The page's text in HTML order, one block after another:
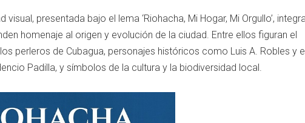
visual, presentada bajo el lema ‘Riohacha, Mi Hogar, Mi Orgullo’,
homenaje al origen y evolución de la ciudad. Entre ellos figuran el
perleros de Cubagua, personajes históricos como Luis A. Robles y
Padilla, y símbolos de la cultura y la biodiversidad local.